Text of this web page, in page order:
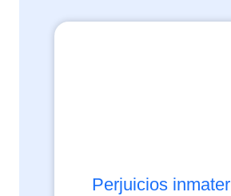
Perjuicios